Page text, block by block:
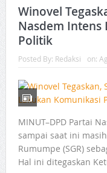
Winovel
Nasdem Intens
Politik
Posted By: Redaksi on:
MINUT–DPD Partai
sampai saat ini
Rumumpe (SGR)
Hal ini ditegaskan